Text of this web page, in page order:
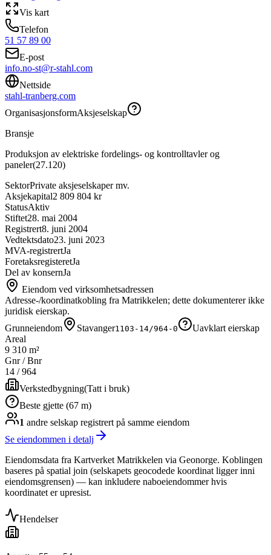
Vis kart
Telefon
51 57 89 00
E-post
info.no-st@r-stahl.com
Nettside
stahl-tranberg.com
OrganisasjonsformAksjeselskap
Bransje
Produksjon av elektriske fordelings- og kontrolltavler og
paneler(27.120)
SektorPrivate aksjeselskaper mv.
Aksjekapital2 809 804 kr
StatusAktiv
Stiftet28. mai 2004
Registrert8. juni 2004
Vedtektsdato23. juni 2023
MVA-registrertJa
ForetaksregisteretJa
Del av konsernJa
Eiendom ved virksomhetsadressen
Adresse-/koordinatkobling fra Matrikkelen; dette dokumenterer ikke
juridisk eierskap.
Grunneiendom
Stavanger1103-14/964-0
Uavklart eierskap
Areal
9 310 m²
Gnr / Bnr
14 /964
Verkstedbygning(Tatt i bruk)
Beste gjette (67 m)
1 andre selskap registrert på samme eiendom
Se eiendommen i detalj
Eiendomsdata fra Kartverket Matrikkelen via Geonorge. Koblingen
baseres på spatial join (selskapets geocodede koordinat ligger inni
eiendomsgrensen) — kan inkludere naboeiendommer hvis
koordinatet er upresist.
Hendelser